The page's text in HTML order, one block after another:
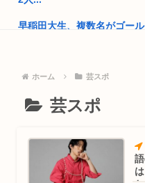
候補表明...
熊本大震災震度7 （死者数38
緊縮財政論者として知られ
触れ左遷
開成→東大法学部トップの
自民党「日本人56す56す56
早稲田大生、複数名がゴー
報...
幼馴染「えへへ///私の裸エ
いまさらps5買ってもいいか
ホーム 芸スポ
芸スポ